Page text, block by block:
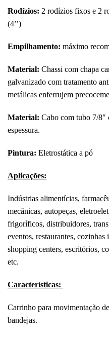
Rodízios: 2 rodízios fixos e 2
(4’’)
Empilhamento: máximo
Material: Chassi com chapa
galvanizado com tratamento
metálicas enferrujem
Material: Cabo com tubo 7/8″
espessura.
Pintura: Eletrostática a pó
Aplicações:
Indústrias alimentícias,
mecânicas, autopeças,
frigoríficos, distribuidores,
eventos, restaurantes,
shopping centers, escritórios,
etc.
Características:
Carrinho para movimentação
bandejas.